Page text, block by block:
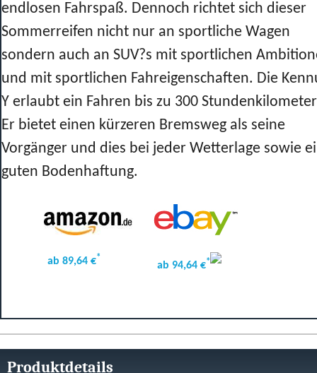
endlosen Fahrspaß. Dennoch richtet sich dieser
Sommerreifen nicht nur an sportliche Wagen
sondern auch an SUV?s mit sportlichen
und mit sportlichen Fahreigenschaften. Die
Y erlaubt ein Fahren bis zu 300
Er bietet einen kürzeren Bremsweg als seine
Vorgänger und dies bei jeder Wetterlage sowie
guten Bodenhaftung.
ab 89,64 €*
ab 94,64 €*
Produktdetails